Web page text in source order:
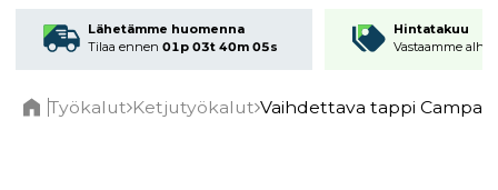
Lähetämme huomenna
Tilaa ennen 01p 03t 40m 05s
Hintatakuu
Vastaamme
Työkalut Ketjutyökalut Vaihdettava tappi